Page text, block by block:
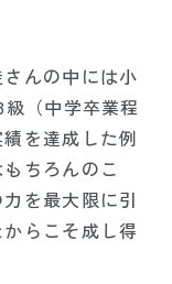
んの中には小
（中学卒業程
を達成した例
ちろんのこ
を最大限に引
らこそ成し得